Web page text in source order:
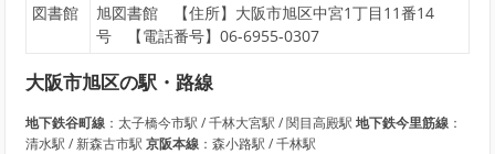
図書館
旭図書館 【住所】大阪市旭区中宮1丁目11番14
号 【電話番号】06-6955-0307
大阪市旭区の駅・路線
地下鉄谷町線：太子橋今市駅 / 千林大宮駅 / 関目高殿駅 地下鉄今里筋線：
清水駅 / 新森古市駅 京阪本線：森小路駅 / 千林駅